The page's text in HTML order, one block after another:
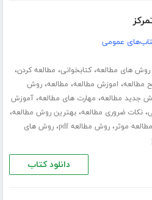
عمومی
روش های مطالعه،کتابخوانی، مطالعه کردن،
مطالعه، اموزش مطالعه، مطالعه،روش
جدید مطالعه، مهارت های مطالعه،آموزش
،نکات ضروری مطالعه،بهترین روش مطالعه،
موثر،روش مطالعه pdf ،روش های
دانلود کتاب